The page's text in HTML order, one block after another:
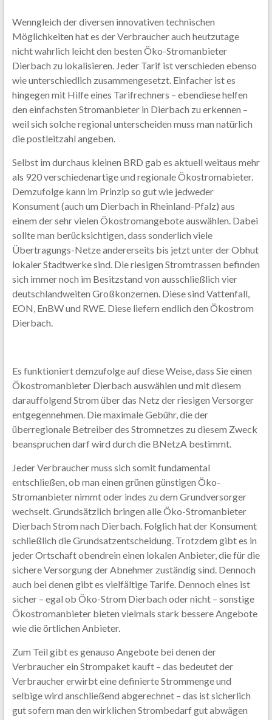
Wenngleich der diversen innovativen technischen
Möglichkeiten hat es der Verbraucher auch heutzutage
nicht wahrlich leicht den besten Öko-Stromanbieter
Dierbach zu lokalisieren. Jeder Tarif ist verschieden ebenso
wie unterschiedlich zusammengesetzt. Einfacher ist es
hingegen mit Hilfe eines Tarifrechners – ebendiese helfen
den einfachsten Stromanbieter in Dierbach zu erkennen –
weil sich solche regional unterscheiden muss man natürlich
die postleitzahl angeben.
Selbst im durchaus kleinen BRD gab es aktuell weitaus mehr
als 920 verschiedenartige und regionale Ökostromabieter.
Demzufolge kann im Prinzip so gut wie jedweder
Konsument (auch um Dierbach in Rheinland-Pfalz) aus
einem der sehr vielen Ökostromangebote auswählen. Dabei
sollte man berücksichtigen, dass sonderlich viele
Übertragungs-Netze andererseits bis jetzt unter der Obhut
lokaler Stadtwerke sind. Die riesigen Stromtrassen befinden
sich immer noch im Besitzstand von ausschließlich vier
deutschlandweiten Großkonzernen. Diese sind Vattenfall,
EON, EnBW und RWE. Diese liefern endlich den Ökostrom
Dierbach.
Es funktioniert demzufolge auf diese Weise, dass Sie einen
Ökostromanbieter Dierbach auswählen und mit diesem
darauffolgend Strom über das Netz der riesigen Versorger
entgegennehmen. Die maximale Gebühr, die der
überregionale Betreiber des Stromnetzes zu diesem Zweck
beanspruchen darf wird durch die BNetzA bestimmt.
Jeder Verbraucher muss sich somit fundamental
entschließen, ob man einen grünen günstigen Öko-
Stromanbieter nimmt oder indes zu dem Grundversorger
wechselt. Grundsätzlich bringen alle Öko-Stromanbieter
Dierbach Strom nach Dierbach. Folglich hat der Konsument
schließlich die Grundsatzentscheidung. Trotzdem gibt es in
jeder Ortschaft obendrein einen lokalen Anbieter, die für die
sichere Versorgung der Abnehmer zuständig sind. Dennoch
auch bei denen gibt es vielfältige Tarife. Dennoch eines ist
sicher – egal ob Öko-Strom Dierbach oder nicht – sonstige
Ökostromanbieter bieten vielmals stark bessere Angebote
wie die örtlichen Anbieter.
Zum Teil gibt es genauso Angebote bei denen der
Verbraucher ein Strompaket kauft – das bedeutet der
Verbraucher erwirbt eine definierte Strommenge und
selbige wird anschließend abgerechnet – das ist sicherlich
gut sofern man den wirklichen Strombedarf gut abwägen